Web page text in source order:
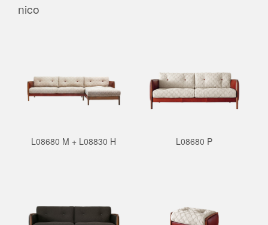
nico
L08680 M + L08830 H L08680 P